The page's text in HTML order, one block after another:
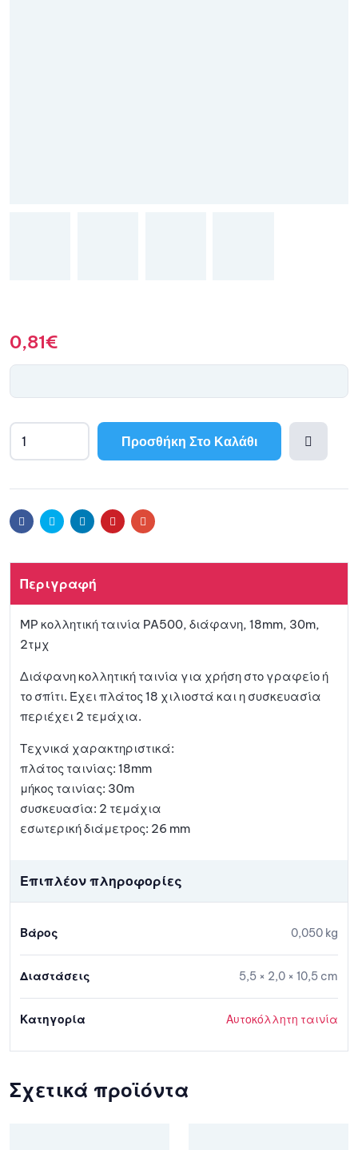
0,81€
Προσθήκη Στο Καλάθι
αγαπη
μένων
FacebookTwitter LinkedinPinterestEmail
Περιγραφή
MP κολλητική ταινία PA500, διάφανη, 18mm, 30m,
2τμχ
Διάφανη κολλητική ταινία για χρήση στο γραφείο ή
το σπίτι. Έχει πλάτος 18 χιλιοστά και η συσκευασία
περιέχει 2 τεμάχια.
Τεχνικά χαρακτηριστικά:
πλάτος ταινίας: 18mm
μήκος ταινίας: 30m
συσκευασία: 2 τεμάχια
εσωτερική διάμετρος: 26 mm
Επιπλέον πληροφορίες
Βάρος 0,050 kg
Διαστάσεις 5,5 × 2,0 × 10,5 cm
Κατηγορία Αυτοκόλλητη ταινία
Σχετικά προϊόντα